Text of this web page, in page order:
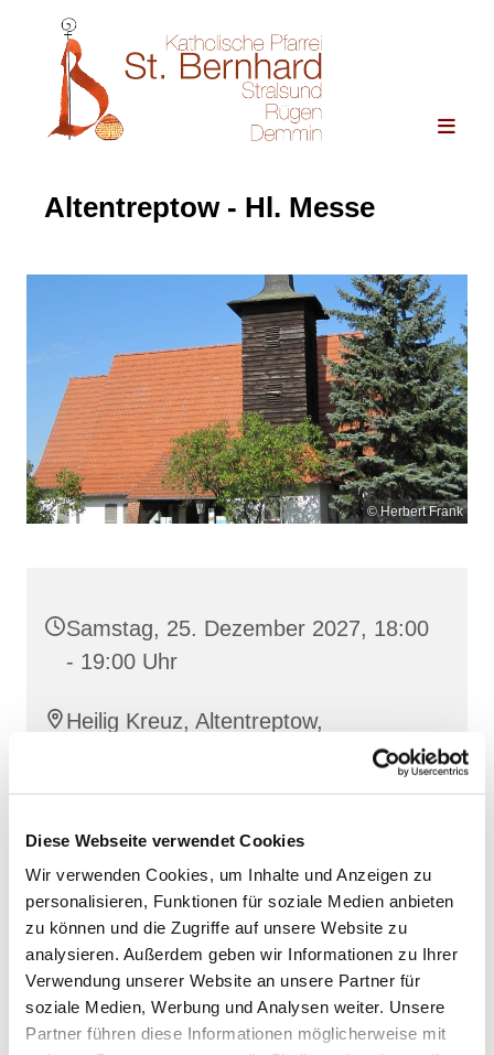
Diese Webseite verwendet Cookies
Wir verwenden Cookies, um Inhalte und Anzeigen zu
personalisieren, Funktionen für soziale Medien anbieten
zu können und die Zugriffe auf unsere Website zu
analysieren. Außerdem geben wir Informationen zu Ihrer
Verwendung unserer Website an unsere Partner für
soziale Medien, Werbung und Analysen weiter. Unsere
Partner führen diese Informationen möglicherweise mit
Altentreptow - Hl. Messe
© Herbert Frank
Samstag, 25. Dezember 2027, 18:00
- 19:00 Uhr
Heilig Kreuz, Altentreptow,
Klüschenberg, Katholischer Berg,